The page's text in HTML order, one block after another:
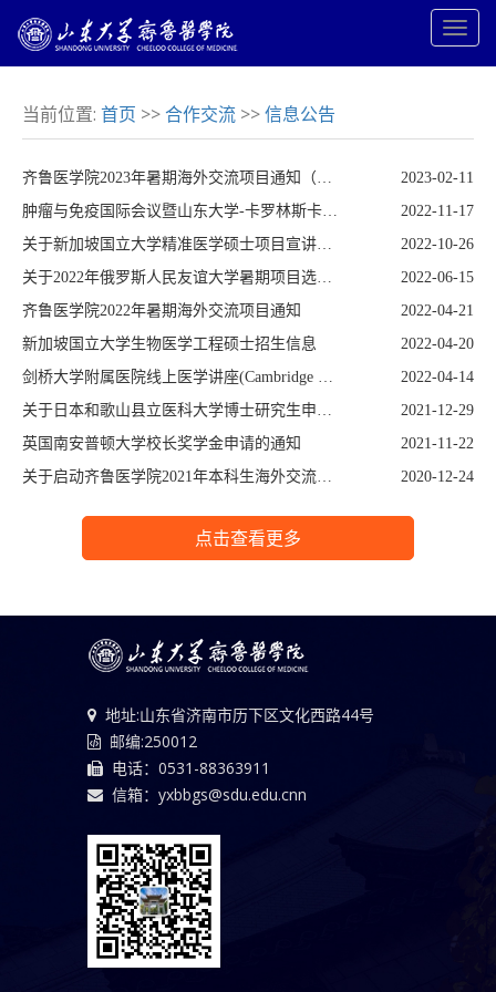
当前位置: 首页 >>合作交流 >>信息公告
齐鲁医学院2023年暑期海外交流项目通知（一）
2023-02-11
肿瘤与免疫国际会议暨山东大学-卡罗林斯卡医学院学术研讨会通知
2022-11-17
关于新加坡国立大学精准医学硕士项目宣讲会的通知
2022-10-26
关于2022年俄罗斯人民友谊大学暑期项目选拔工作的通知
2022-06-15
齐鲁医学院2022年暑期海外交流项目通知
2022-04-21
新加坡国立大学生物医学工程硕士招生信息
2022-04-20
剑桥大学附属医院线上医学讲座(Cambridge University Hospital Online Lecture)
2022-04-14
关于日本和歌山县立医科大学博士研究生申请的通知
2021-12-29
英国南安普顿大学校长奖学金申请的通知
2021-11-22
关于启动齐鲁医学院2021年本科生海外交流项目选拔工作的通知
2020-12-24
点击查看更多
地址:山东省济南市历下区文化西路44号
邮编:250012
电话：0531-88363911
信箱：yxbbgs@sdu.edu.cnn